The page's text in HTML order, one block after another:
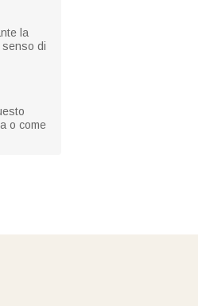
la
senso di
o come